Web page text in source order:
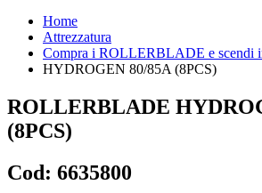
Home
Attrezzatura
Compra i ROLLERBLADE e scendi
HYDROGEN 80/85A (8PCS)
ROLLERBLADE
(8PCS)
Cod: 6635800